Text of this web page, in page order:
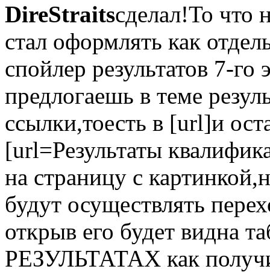
DireStraitsсделал!То что
стал оформлять как
спойлер результатов 7-
предлогаешь в теме
ссылки,тоесть в [url]и
[url=Результаты
на страницу с
будут осуществлять
открыв его будет видна
РЕЗУЛЬТАТАХ как